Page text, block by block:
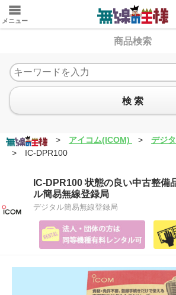
メニュー
商品検索
検 索
> アイコム(ICOM) >
デジ
>
IC-DPR100
IC-DPR100 状態の良い中古整備
ル簡易無線登録局
デジタル簡易無線登録局